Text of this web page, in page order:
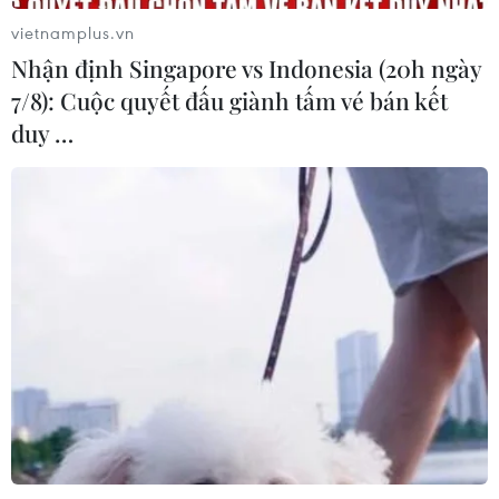
06/08/2026 15:07
Sẽ thi công đồng loạt Dự án cao tốc
Vinh-Thanh Thủy trong tháng 9
Chưa đầu tư mở rộng Quốc lộ 1 đoạn
Bạc Liêu-Cà Mau giai đoạn 2026-
06/08/2026 12:24
Tuyên Quang khẩn trương khắc
vietnamplus.vn
Nhận định Singapore vs Indonesia (20h ngày
7/8): Cuộc quyết đấu giành tấm vé bán kết
duy …